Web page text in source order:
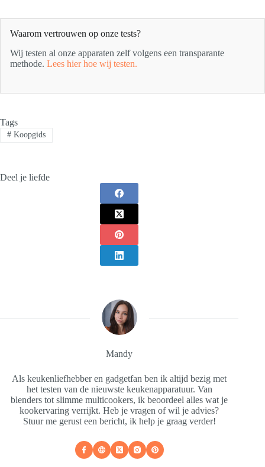
Waarom vertrouwen op onze tests?
Wij testen al onze apparaten zelf volgens een transparante
methode. Lees hier hoe wij testen.
Tags
#Koopgids
Deel je liefde
Mandy
Als keukenliefhebber en gadgetfan ben ik altijd bezig met
het testen van de nieuwste keukenapparatuur. Van
blenders tot slimme multicookers, ik beoordeel alles wat je
kookervaring verrijkt. Heb je vragen of wil je advies?
Stuur me gerust een bericht, ik help je graag verder!